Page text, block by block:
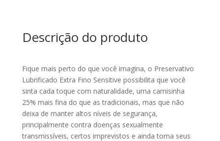
Descrição do produto
Fique mais perto do que você imagina, o Preservativo
Lubrificado Extra Fino Sensitive possibilita que você
sinta cada toque com naturalidade, uma camisinha
25% mais fina do que as tradicionais, mas que não
deixa de manter altos níveis de segurança,
principalmente contra doenças sexualmente
transmissíveis, certos imprevistos e ainda torna seus